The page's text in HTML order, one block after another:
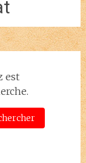
est